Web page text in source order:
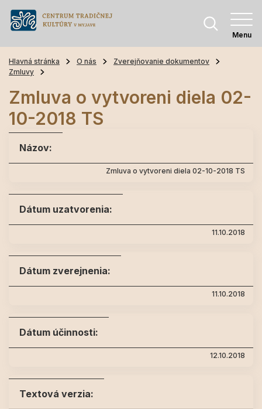
Menu
Hlavná stránka O nás
Zverejňovanie dokumentov
Zmluvy
Zmluva o vytvoreni diela 02-
10-2018 TS
Názov:
Zmluva o vytvoreni diela 02-10-2018 TS
Dátum uzatvorenia:
11.10.2018
Dátum zverejnenia:
11.10.2018
Dátum účinnosti:
12.10.2018
Textová verzia: